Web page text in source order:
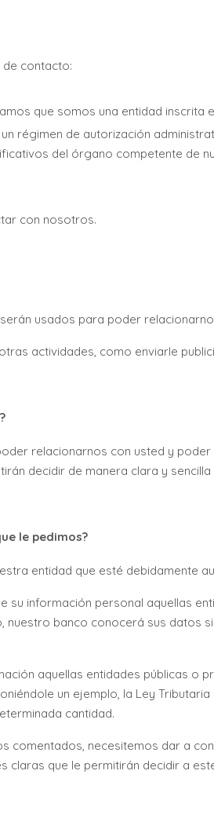
contacto:
que somos una entidad
régimen de autorización
del órgano competente de
con nosotros.
usados para poder
actividades, como enviarle
relacionarnos con usted y
decidir de manera clara y
le pedimos?
entidad que esté debidamente
su información personal aquellas
nuestro banco conocerá sus datos
aquellas entidades públicas
un ejemplo, la Ley
cantidad.
comentados, necesitemos dar a
claras que le permitirán decidir a